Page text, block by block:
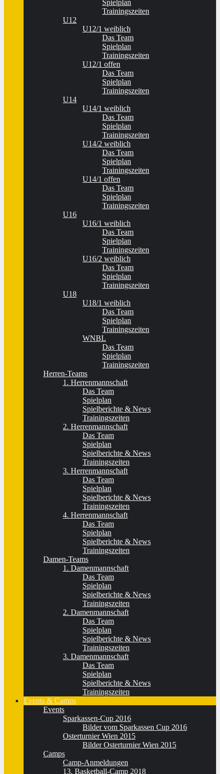
Spielplan
Trainingszeiten
U12
U12/1 weiblich
Das Team
Spielplan
Trainingszeiten
U12/1 offen
Das Team
Spielplan
Trainingszeiten
U14
U14/1 weiblich
Das Team
Spielplan
Trainingszeiten
U14/2 weiblich
Das Team
Spielplan
Trainingszeiten
U14/1 offen
Das Team
Spielplan
Trainingszeiten
U16
U16/1 weiblich
Das Team
Spielplan
Trainingszeiten
U16/2 weiblich
Das Team
Spielplan
Trainingszeiten
U18
U18/1 weiblich
Das Team
Spielplan
Trainingszeiten
WNBL
Das Team
Spielplan
Trainingszeiten
Herren-Teams
1. Herrenmannschaft
Das Team
Spielplan
Spielberichte & News
Trainingszeiten
2. Herrenmannschaft
Das Team
Spielplan
Spielberichte & News
Trainingszeiten
3. Herrenmannschaft
Das Team
Spielplan
Spielberichte & News
Trainingszeiten
4. Herrenmannschaft
Das Team
Spielplan
Spielberichte & News
Trainingszeiten
Damen-Teams
1. Damenmannschaft
Das Team
Spielplan
Spielberichte & News
Trainingszeiten
2. Damenmannschaft
Das Team
Spielplan
Spielberichte & News
Trainingszeiten
3. Damenmannschaft
Das Team
Spielplan
Spielberichte & News
Trainingszeiten
Events & Camps
Events
Sparkassen-Cup 2016
Bilder vom Sparkassen Cup 2016
Osterturnier Wien 2015
Bilder Osterturnier Wien 2015
Camps
Camp-Anmeldungen
13. Basketball-Camp 2018